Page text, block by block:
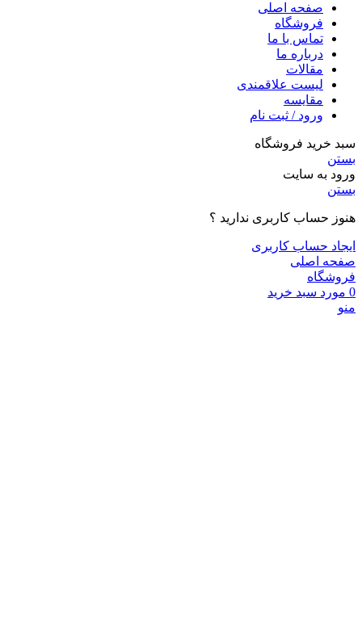
صفحه اصلی
فروشگاه
تماس با ما
درباره ما
مقالات
لیست علاقمندی
مقایسه
ورود / ثبت نام
سبد خرید فروشگاه
بستن
ورود به سایت
بستن
هنوز حساب کاربری ندارید ؟
ایجاد حساب کاربری
صفحه اصلی
فروشگاه
0 مورد سبد خرید
منو